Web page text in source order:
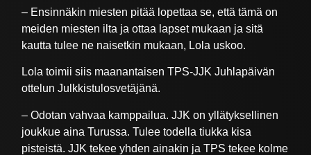
– Ensinnäkin miesten pitää lopettaa se, että tämä on
meiden miesten ilta ja ottaa lapset mukaan ja sitä
kautta tulee ne naisetkin mukaan, Lola uskoo.
Lola toimii siis maanantaisen TPS-JJK Juhlapäivän
ottelun Julkkistulosvetäjänä.
– Odotan vahvaa kamppailua. JJK on yllätyksellinen
joukkue aina Turussa. Tulee todella tiukka kisa
pisteistä. JJK tekee yhden ainakin ja TPS tekee kolme